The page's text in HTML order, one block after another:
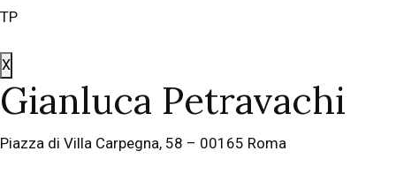
TP
X
Gianluca Petravachi
Piazza di Villa Carpegna, 58 – 00165 Roma